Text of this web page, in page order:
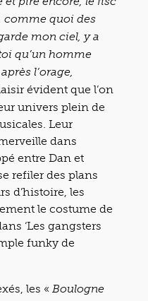
comme quoi des
mon ciel, y a
qu’un homme
l’orage,
évident que l’on
univers plein de
Leur
dans
entre Dan et
refiler des plans
d’histoire, les
le costume de
‘Les gangsters
funky de
les « Boulogne